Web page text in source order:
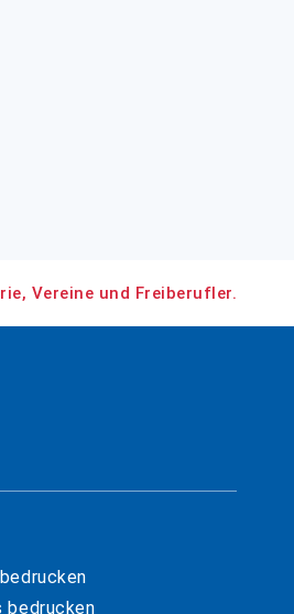
Vereine und Freiberufler.
bedrucken